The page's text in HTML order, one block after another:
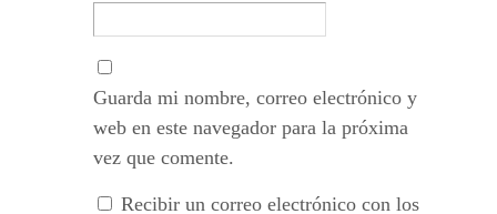
Guarda mi nombre, correo electrónico y
web en este navegador para la próxima
vez que comente.
Recibir un correo electrónico con los